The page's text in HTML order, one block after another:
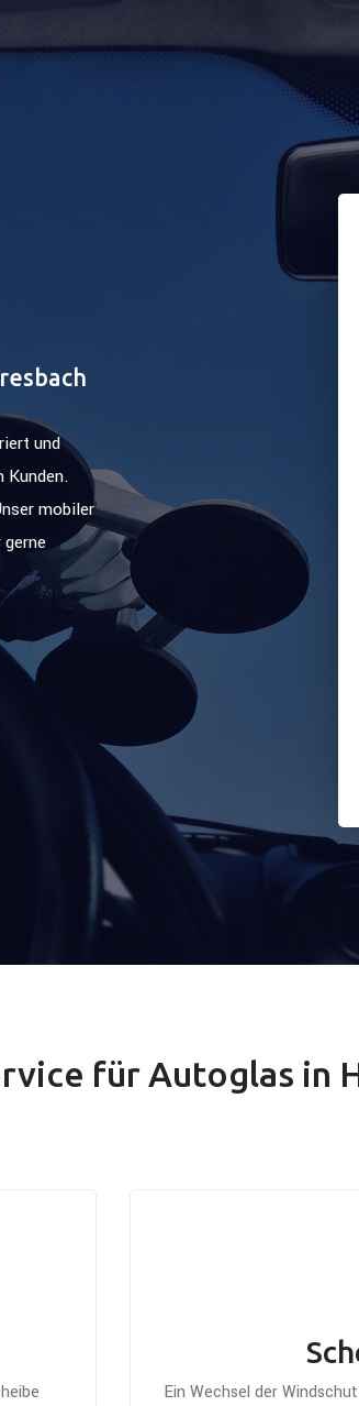
und
Kunden.
mobiler
für Autoglas in
Ein Wechsel der